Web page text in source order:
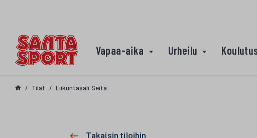
Vapaa-aika Urheilu
Tilat Liikuntasali Seita
Takaisin tiloihin